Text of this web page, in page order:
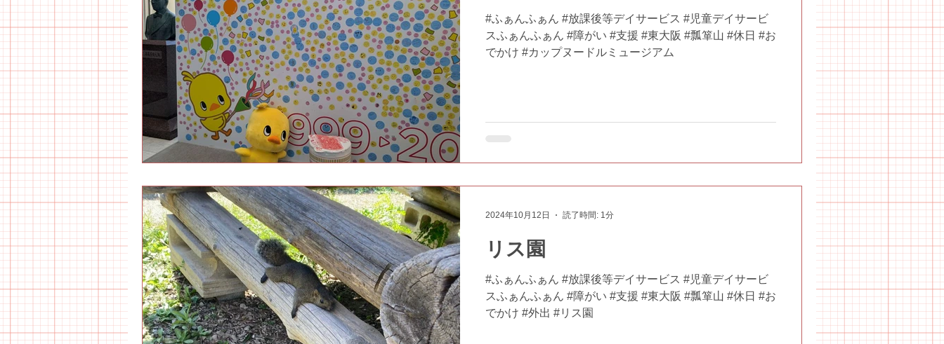
#ふぁんふぁん #放課後等デイサービス #児童デイサービ
スふぁんふぁん #障がい #支援 #東大阪 #瓢箪山 #休日 #お
でかけ #カップヌードルミュージアム
リス園
#ふぁんふぁん #放課後等デイサービス #児童デイサービ
スふぁんふぁん #障がい #支援 #東大阪 #瓢箪山 #休日 #お
でかけ #外出 #リス園
2024年10月12日 読了時間: 1分